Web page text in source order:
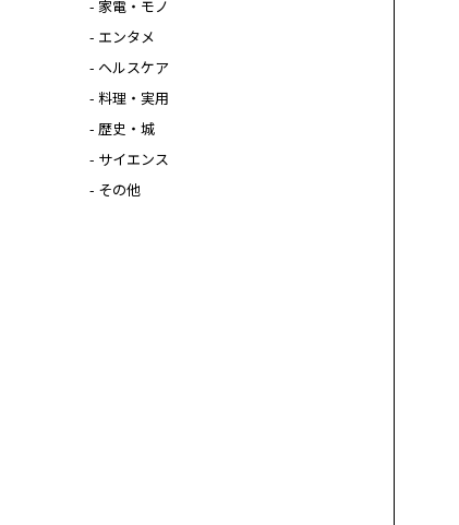
- 家電・モノ
- エンタメ
- ヘルスケア
- 料理・実用
- 歴史・城
- サイエンス
- その他